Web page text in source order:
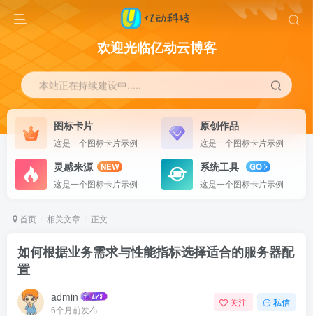
欢迎光临亿动云博客
本站正在持续建设中.....
图标卡片
这是一个图标卡片示例
原创作品
这是一个图标卡片示例
灵感来源
NEW
这是一个图标卡片示例
系统工具
GO
这是一个图标卡片示例
首页 相关文章 正文
如何根据业务需求与性能指标选择适合的服务器配
置
admin
6个月前发布
关注 私信